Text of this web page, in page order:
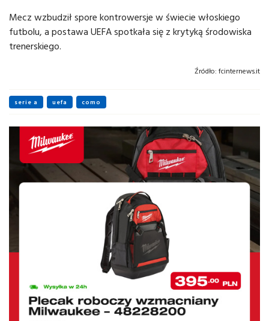
Mecz wzbudził spore kontrowersje w świecie włoskiego
futbolu, a postawa UEFA spotkała się z krytyką środowiska
trenerskiego.
Źródło: fcinternews.it
serie a uefa como